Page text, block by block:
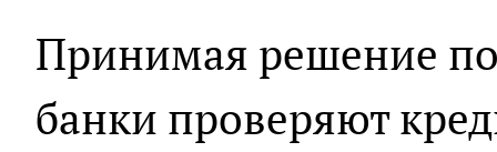
Принимая решение по
банки проверяют